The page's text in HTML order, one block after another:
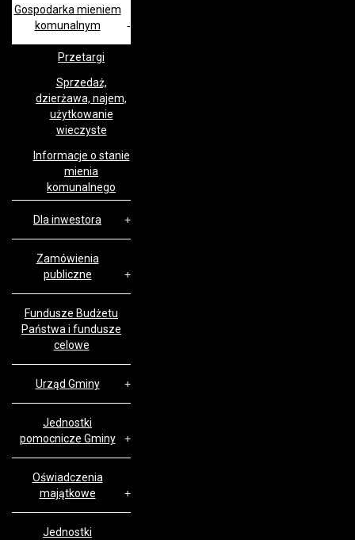
Gospodarka mieniem
komunalnym
Przetargi
Sprzedaż,
dzierżawa, najem,
użytkowanie
wieczyste
Informacje o stanie
mienia
komunalnego
Dla inwestora
Zamówienia
publiczne
Fundusze Budżetu
Państwa i fundusze
celowe
Urząd Gminy
Jednostki
pomocnicze Gminy
Oświadczenia
majątkowe
Jednostki